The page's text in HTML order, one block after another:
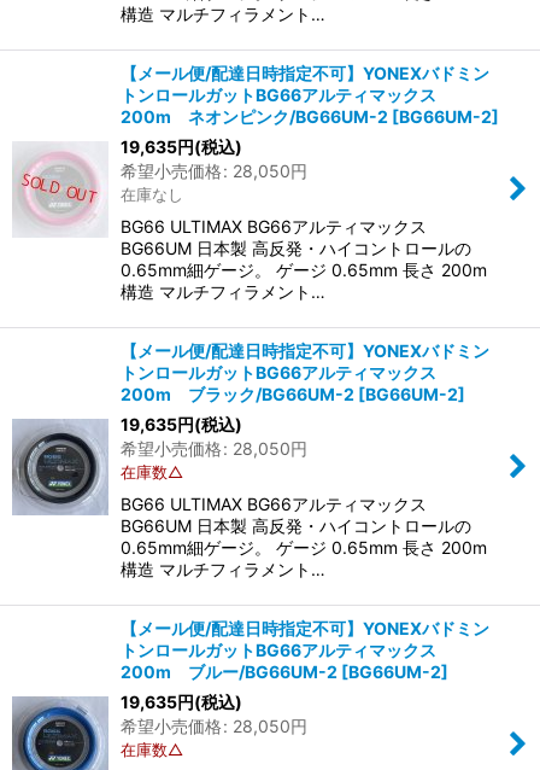
構造 マルチフィラメント…
【メール便/配達日時指定不可】YONEXバドミン
トンロールガットBG66アルティマックス
200m ネオンピンク/BG66UM-2 [BG66UM-2]
19,635円(税込)
希望小売価格: 28,050円
在庫なし
BG66 ULTIMAX BG66アルティマックス
BG66UM 日本製 高反発・ハイコントロールの
0.65mm細ゲージ。 ゲージ 0.65mm 長さ 200m
構造 マルチフィラメント…
【メール便/配達日時指定不可】YONEXバドミン
トンロールガットBG66アルティマックス
200m ブラック/BG66UM-2 [BG66UM-2]
19,635円(税込)
希望小売価格: 28,050円
在庫数△
BG66 ULTIMAX BG66アルティマックス
BG66UM 日本製 高反発・ハイコントロールの
0.65mm細ゲージ。 ゲージ 0.65mm 長さ 200m
構造 マルチフィラメント…
【メール便/配達日時指定不可】YONEXバドミン
トンロールガットBG66アルティマックス
200m ブルー/BG66UM-2 [BG66UM-2]
19,635円(税込)
希望小売価格: 28,050円
在庫数△